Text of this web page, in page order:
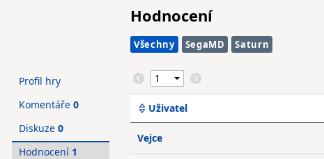
Hodnocení
Všechny SegaMD Saturn
Uživatel
Vejce
Profil hry
Komentáře 0
Diskuze 0
Hodnocení 1